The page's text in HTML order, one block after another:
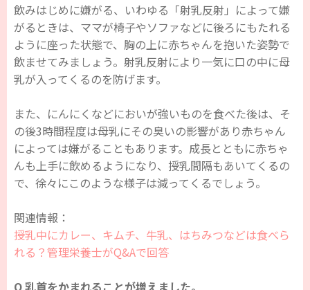
飲みはじめに嫌がる、いわゆる「射乳反射」によって嫌
がるときは、ママが椅子やソファなどに後ろにもたれる
ように座った状態で、胸の上に赤ちゃんを抱いた姿勢で
飲ませてみましょう。射乳反射により一気に口の中に母
乳が入ってくるのを防げます。
また、にんにくなどにおいが強いものを食べた後は、そ
の後3時間程度は母乳にその臭いの影響があり赤ちゃん
によっては嫌がることもあります。成長とともに赤ちゃ
んも上手に飲めるようになり、授乳間隔もあいてくるの
で、徐々にこのような様子は減ってくるでしょう。
関連情報：
授乳中にカレー、キムチ、牛乳、はちみつなどは食べら
れる？管理栄養士がQ&Aで回答
Q 乳首をかまれることが増えました。